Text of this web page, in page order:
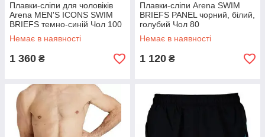
Плавки-сліпи для чоловіків
Arena MEN'S ICONS SWIM
BRIEFS темно-синій Чол 100
Немає в наявності
1 360 ₴
Плавки-сліпи Arena SWIM
BRIEFS PANEL чорний, білий,
голубий Чол 80
Немає в наявності
1 120 ₴